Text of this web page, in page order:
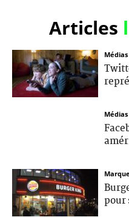
Articles
Médias
Médias
pour